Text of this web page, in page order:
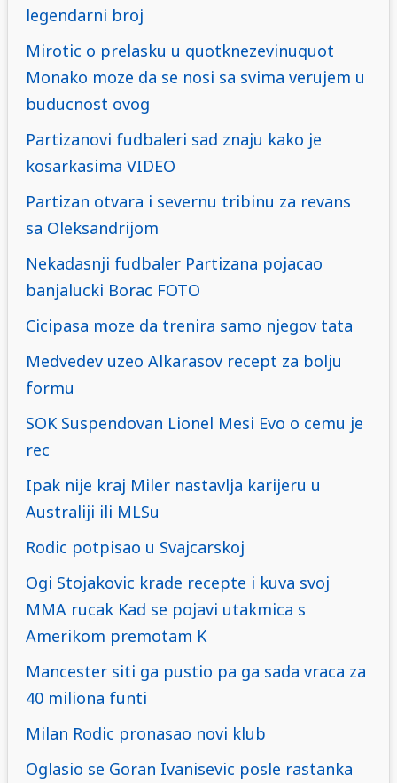
legendarni broj
Mirotic o prelasku u quotknezevinuquot
Monako moze da se nosi sa svima verujem u
buducnost ovog
Partizanovi fudbaleri sad znaju kako je
kosarkasima VIDEO
Partizan otvara i severnu tribinu za revans
sa Oleksandrijom
Nekadasnji fudbaler Partizana pojacao
banjalucki Borac FOTO
Cicipasa moze da trenira samo njegov tata
Medvedev uzeo Alkarasov recept za bolju
formu
SOK Suspendovan Lionel Mesi Evo o cemu je
rec
Ipak nije kraj Miler nastavlja karijeru u
Australiji ili MLSu
Rodic potpisao u Svajcarskoj
Ogi Stojakovic krade recepte i kuva svoj
MMA rucak Kad se pojavi utakmica s
Amerikom premotam K
Mancester siti ga pustio pa ga sada vraca za
40 miliona funti
Milan Rodic pronasao novi klub
Oglasio se Goran Ivanisevic posle rastanka